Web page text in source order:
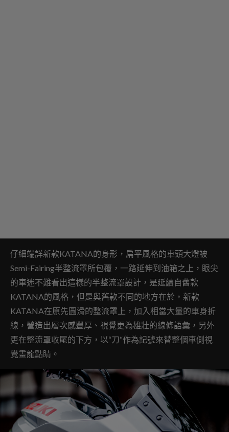
仔細端詳新款KATANA的身形，扁平風格的車頭大燈被
Semi-Fairing半整流罩所包覆，一路延伸到油箱之上，眼尖
的車迷不難看出這樣的半整流罩設計，是延續自舊款
KATANA的風格，但是與舊款不同的地方在於，新款
KATANA在原先圓滑的整流罩上，加入相當大量的車身折
線，營造出層次感豐厚、視覺更為雄壯的線條語彙，另外
更在整流罩收尾的下方，以“刀“作為記號來替整個車側視
覺畫龍點睛。